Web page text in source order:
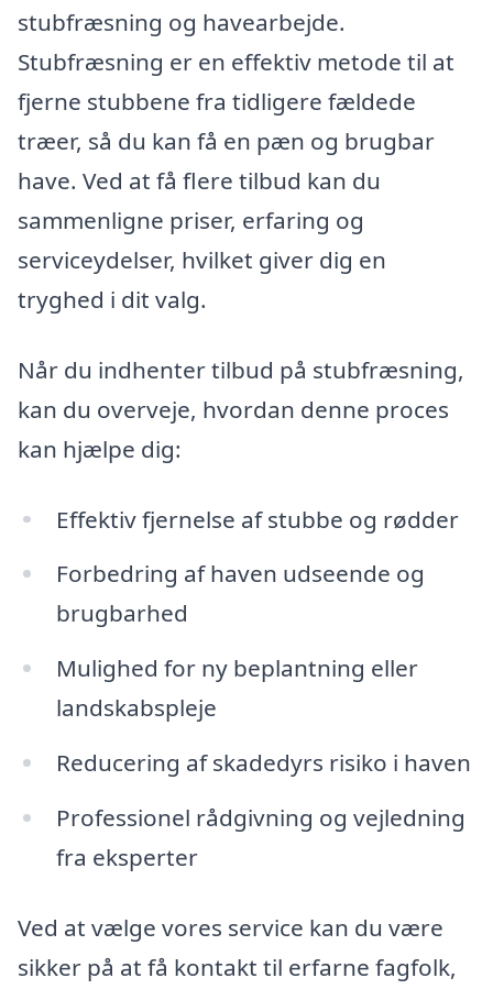
stubfræsning og havearbejde.
Stubfræsning er en effektiv metode til at
fjerne stubbene fra tidligere fældede
træer, så du kan få en pæn og brugbar
have. Ved at få flere tilbud kan du
sammenligne priser, erfaring og
serviceydelser, hvilket giver dig en
tryghed i dit valg.
Når du indhenter tilbud på stubfræsning,
kan du overveje, hvordan denne proces
kan hjælpe dig:
Effektiv fjernelse af stubbe og rødder
Forbedring af haven udseende og
brugbarhed
Mulighed for ny beplantning eller
landskabspleje
Reducering af skadedyrs risiko i haven
Professionel rådgivning og vejledning
fra eksperter
Ved at vælge vores service kan du være
sikker på at få kontakt til erfarne fagfolk,